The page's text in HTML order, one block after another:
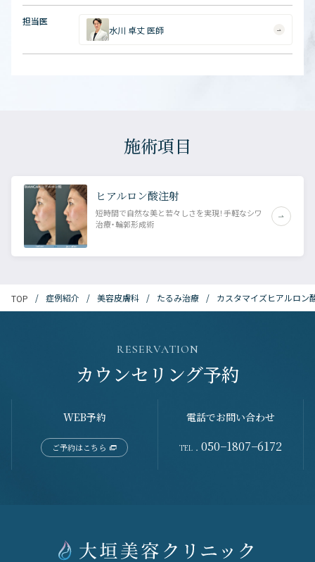
担当医
水川 卓丈 医師
施術項目
ヒアルロン酸注射
短時間で自然な美と若々しさを実現！手軽なシワ
治療・輪郭形成術
TOP 症例紹介 美容皮膚科 たるみ治療 カスタマイズヒアルロン
RESERVATION
カウンセリング予約
WEB予約
ご予約はこちら
電話でお問い合わせ
TEL． 050−1807−6172